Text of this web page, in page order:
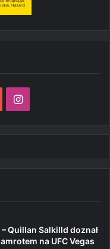
Instagram
Quillan Salkilld doznał
na UFC Vegas